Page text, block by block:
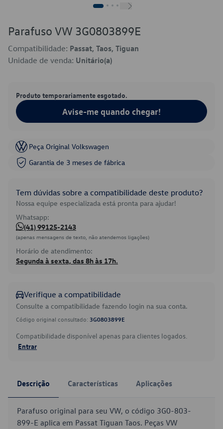
Parafuso VW 3G0803899E
Compatibilidade: Passat, Taos, Tiguan
Unidade de venda: Unitário(a)
Produto temporariamente esgotado.
Avise-me quando chegar!
Peça Original Volkswagen
Garantia de 3 meses de fábrica
Tem dúvidas sobre a compatibilidade deste produto?
Nossa equipe especializada está pronta para ajudar!
Whatsapp:
(41) 99125-2143
(apenas mensagens de texto, não atendemos ligações)
Horário de atendimento:
Segunda à sexta, das 8h às 17h.
Verifique a compatibilidade
Consulte a compatibilidade fazendo login na sua conta.
Código original consultado: 3G0803899E
Compatibilidade disponível apenas para clientes logados.
Entrar
Descrição Características Aplicações
Parafuso original para seu VW, o código 3G0-803-
899-E aplica em Passat Tiguan Taos. Peças VW